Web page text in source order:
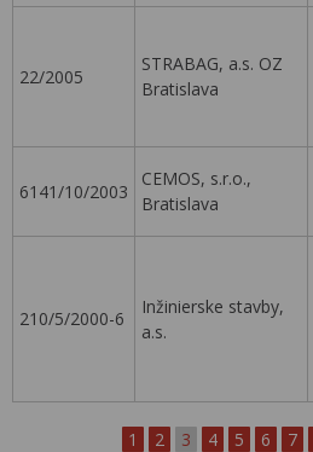
22/2005
STRABAG, a.s. OZ
Bratislava
6141/10/2003
CEMOS, s.r.o.,
Bratislava
210/5/2000-6
Inžinierske stavby,
a.s.
1 2 3 4 5 6 7